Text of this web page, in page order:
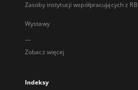
Zasoby instytucji współpracujących z
Wystawy
...
Zobacz więcej
Indeksy